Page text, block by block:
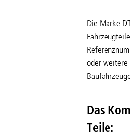
Die Marke
oder weitere
Das
Teile: